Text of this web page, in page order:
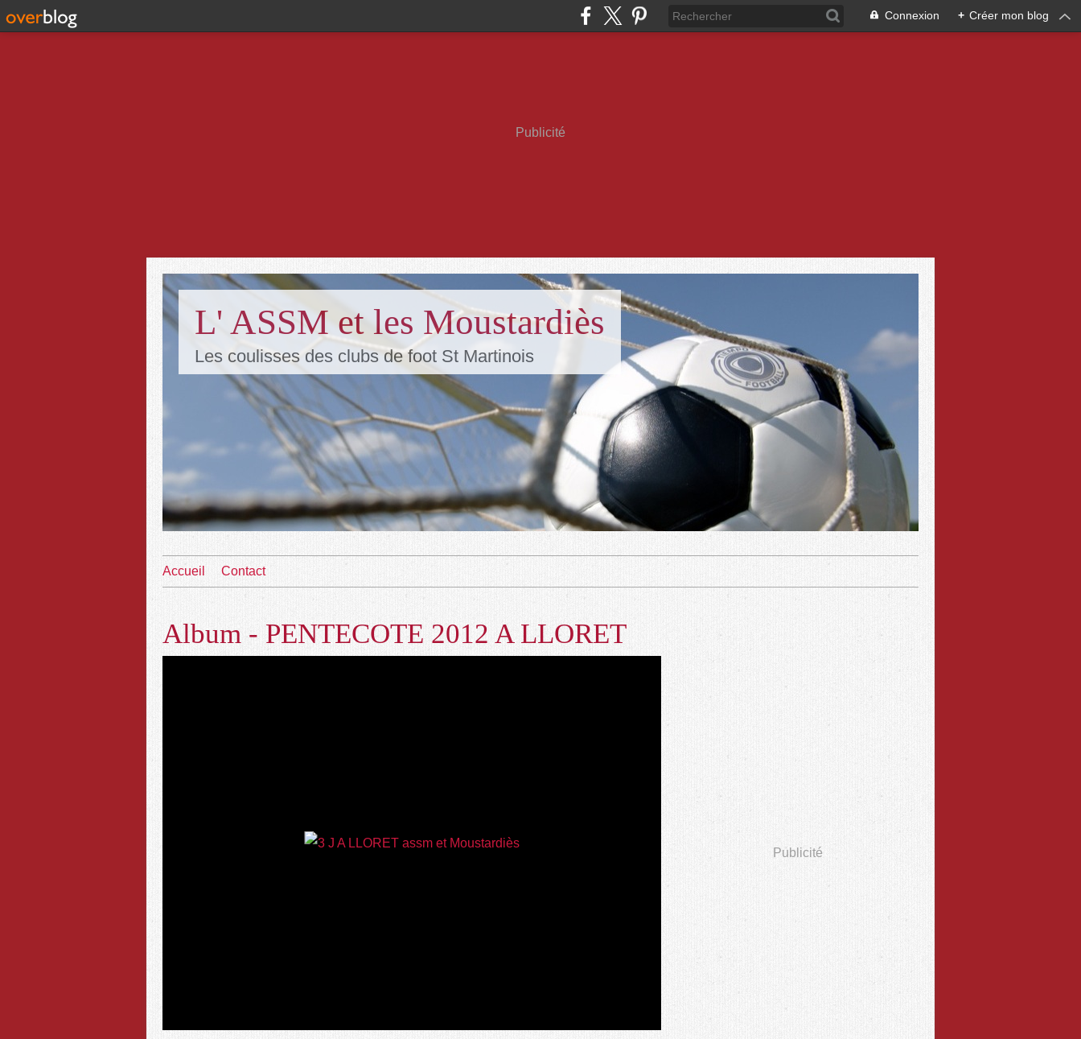
Connexion + Créer mon blog
Publicité
L' ASSM et les Moustardiès
Les coulisses des clubs de foot St Martinois
Accueil Contact
Album - PENTECOTE 2012 A LLORET
Publicité